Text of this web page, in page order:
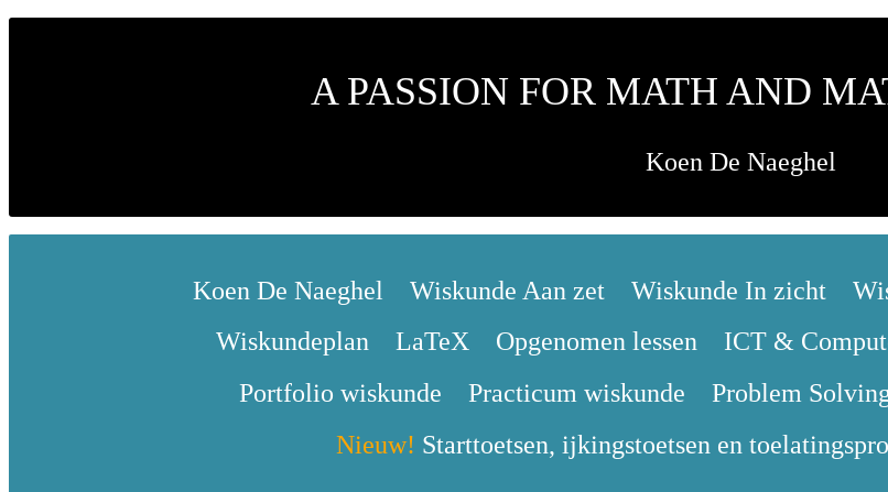
A PASSION FOR MATH AND
Koen De Naeghel
Koen De Naeghel Wiskunde Aan zet Wiskunde In zicht
Wiskundeplan
LaTeX Opgenomen lessen ICT &
Portfolio wiskunde
Practicum wiskunde Problem
Nieuw! Starttoetsen, ijkingstoetsen en